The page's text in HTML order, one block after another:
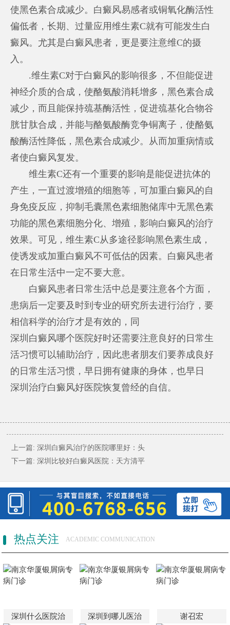
使黑色素合成减少。白癜风易感者或铜氧化酶活性
偏低者，长期、过量应用维生素C就有可能发生白
癜风。尤其是白癜风患者，更是要注意维C的摄
入。
.维生素C对于白癜风的影响很多，不但能促进
神经介质的合成，使酪氨酸消耗增多，黑色素合成
减少，而且能保持巯基酶活性，促进巯基化合物谷
胱甘肽合成，并能与酪氨酸酶竞争铜离子，使酪氨
酸酶活性降低，黑色素合成减少。从而加重病情或
者使白癜风复发。
维生素C还有一个重要的影响是能促进抗体的
产生，一直过渡增殖的细胞等，可加重白癜风的自
身免疫反应，抑制毛囊黑色素细胞储库中无黑色素
功能的黑色素细胞分化、增殖，影响白癜风的治疗
效果。可见，维生素C从多途径影响黑色素生成，
使诱发或加重白癜风不可低估的因素。白癜风患者
在日常生活中一定不要大意。
白癜风患者日常生活中总是要注意各个方面，
患病后一定要及时到专业的研究所去进行治疗，要
相信科学的治疗才是有效的，同
深圳白癜风哪个医院好时还需要注意良好的日常生
活习惯可以辅助治疗，因此患者朋友们要养成良好
的日常生活习惯，早日拥有健康的身体，也早日
深圳治疗白癜风好医院恢复曾经的自信。
上一篇: 深圳白癜风治疗的医院哪里好：头
下一篇: 深圳比较好白癜风医院：天方清平
热点关注 ACADEMIC COMMUNICATION
深圳什么医院治 深圳到哪儿医治 谢召宏